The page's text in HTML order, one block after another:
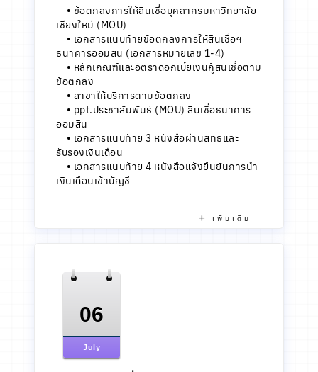
• ข้อตกลงการให้สินเชื่อบุคลากรมหาวิทยาลัย
เชียงใหม่ (MOU)
• เอกสารแนบท้ายข้อตกลงการให้สินเชื่อฯ
ธนาคารออมสิน (เอกสารหมายเลข 1-4)
• หลักเกณฑ์และอัตราดอกเบี้ยเงินกู้สินเชื่อตาม
ข้อตกลง
• สาขาให้บริการตามข้อตกลง
• ppt.ประชาสัมพันธ์ (MOU) สินเชื่อธนาคาร
ออมสิน
• เอกสารแนบท้าย 3 หนังสือผ่านสิทธิและ
รับรองเงินเดือน
• เอกสารแนบท้าย 4 หนังสือแจ้งยืนยันการนำ
เงินเดือนเข้าบัญชี
เพิ่มเติม
06
July